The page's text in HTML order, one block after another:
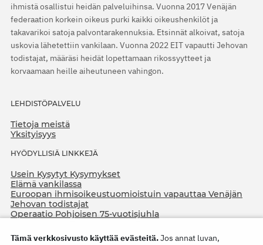
ihmistä osallistui heidän palveluihinsa. Vuonna 2017 Venäjän
federaation korkein oikeus purki kaikki oikeushenkilöt ja
takavarikoi satoja palvontarakennuksia. Etsinnät alkoivat, satoja
uskovia lähetettiin vankilaan. Vuonna 2022 EIT vapautti Jehovan
todistajat, määräsi heidät lopettamaan rikossyytteet ja
korvaamaan heille aiheutuneen vahingon.
LEHDISTÖPALVELU
Tietoja meistä
Yksityisyys
HYÖDYLLISIÄ LINKKEJÄ
Usein Kysytyt Kysymykset
Elämä vankilassa
Euroopan ihmisoikeustuomioistuin vapauttaa Venäjän
Jehovan todistajat
Operaatio Pohjoisen 75-vuotisjuhla
Tämä verkkosivusto käyttää evästeitä.Jos annat luvan,